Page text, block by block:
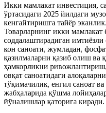
Икки мамлакат инвестиция,
ўртасидаги 2025 йилдаги
кенгайтиришга тайёр
Товарларнинг икки
соддалаштирадиган
кон саноати, жумладан,
қазилмаларни қазиб олиш ва
ҳамкорликни
овқат саноатидаги
тўқимачилик, енгил саноат
жабҳаларида қўшма
йўналишлар қаторига киради.